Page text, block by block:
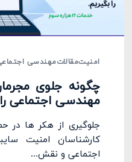
امنیتمقالاتمهندسی
چگونه جلوی
مهندسی اجتماعی
جلوگیری از هکر ها در
کارشناسان امنیت
اجتماعی و نقش...